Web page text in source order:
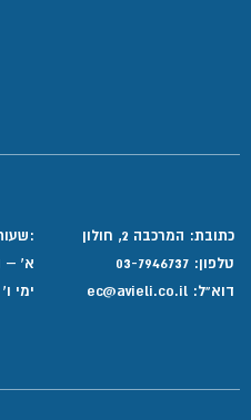
כתובת: המרכבה 2, חולון
טלפון: 03-7946737
דוא”ל:
א' – ה' 6:30 –
ימי ו' 6:30 – 13:00